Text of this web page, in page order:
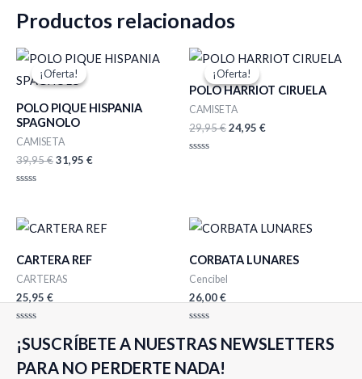
Productos relacionados
¡Oferta!
¡Oferta!
POLO PIQUE HISPANIA
SPAGNOLO
CAMISETA
39,95€
El
precio
original
39,95 €.
31,95 €
El
precio
31,95 €.
de
5
¡Oferta!
¡Oferta!
POLO HARRIOT CIRUELA
CAMISETA
29,95€
El
precio
original
era:
29,95 €.
24,95 €
El
precio
es:
CARTERA REF
CARTERAS
25,95 €
con
0
5
CORBATA LUNARES
Cencibel
26,00€
con
0
5
¡SUSCRÍBETE A NUESTRAS NEWSLETTERS
PARA NO PERDERTE NADA!